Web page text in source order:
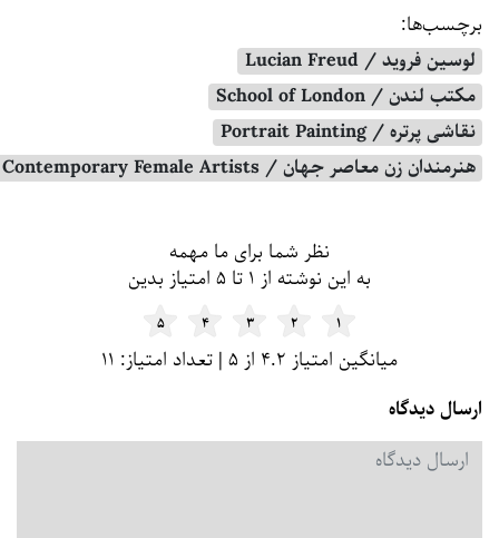
برچسب‌ها:
لوسین فروید / Lucian Freud
مکتب لندن / School of London
نقاشی پرتره / Portrait Painting
هنرمندان زن معاصر جهان / Contemporary Female Artists
فرم و لیست دیدگاه
نظر شما برای ما مهمه
به این نوشته از ۱ تا ۵ امتیاز بدین
۵ ۴ ۳ ۲ ۱
میانگین امتیاز ۴.۲ از ۵ | تعداد امتیاز: ۱۱
ارسال دیدگاه
دیدگاه